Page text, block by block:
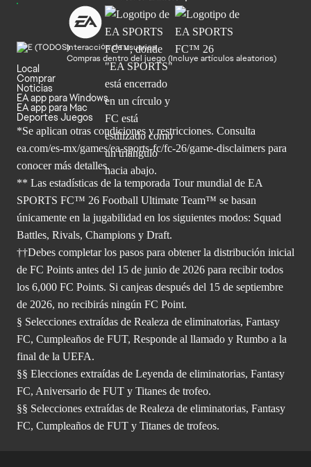
Interacción de usuarios
Compras dentro del juego (Incluye artículos aleatorios)
Local
Comprar
Noticias
EA app para Windows
EA app para Mac
Deportes Juegos
*Se aplican otras condiciones y restricciones. Consulta
ea.com/es-mx/games/ea-sports-fc/fc-26/game-disclaimers para
conocer más detalles.
** Las estadísticas de la temporada Tour mundial de EA
SPORTS FC™ 26 Football Ultimate Team™ se basan
únicamente en la jugabilidad en los siguientes modos: Squad
Battles, Rivals, Champions y Draft.
††Debes completar los pasos para obtener la distribución inicial
de FC Points antes del 15 de junio de 2026 para recibir todos
los 6,000 FC Points. Si canjeas después del 15 de septiembre
de 2026, no recibirás ningún FC Point.
§ Selecciones extraídas de Realeza de eliminatorias, Fantasy
FC, Cumpleaños de FUT, Responde al llamado y Rumbo a la
final de la UEFA.
§§ Elecciones extraídas de Leyenda de eliminatorias, Fantasy
FC, Aniversario de FUT y Titanes de trofeo.
§§ Selecciones extraídas de Realeza de eliminatorias, Fantasy
FC, Cumpleaños de FUT y Titanes de trofeos.